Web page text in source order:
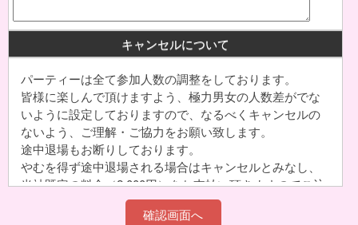
キャンセルについて
パーティーは全て参加人数の調整をしております。
皆様に楽しんで頂けますよう、極力男女の人数差がでな
いように設定しておりますので、なるべくキャンセルの
ないよう、ご理解・ご協力をお願い致します。
途中退場もお断りしております。
やむを得ず途中退場される場合はキャンセルとみなし、
当社既定の料金（2,000円）をお支払い頂きますのでご注
意下さい。グループでご予約された分のキャンセルは、
代表者様へキャンセル料をご請求させて頂きます。